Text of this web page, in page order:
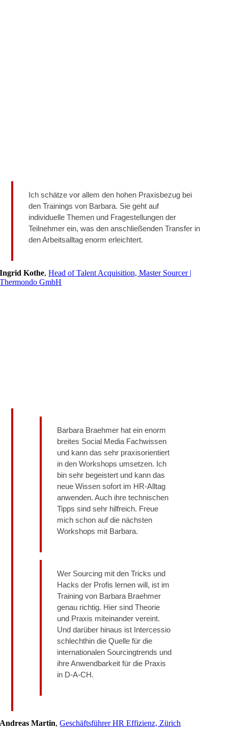
Ich schätze vor allem den hohen Praxisbezug bei
den Trainings von Barbara. Sie geht auf
individuelle Themen und Fragestellungen der
Teilnehmer ein, was den anschließenden Transfer in
den Arbeitsalltag enorm erleichtert.
Ingrid Kothe,Head of Talent Acquisition, Master Sourcer |
Thermondo GmbH
Barbara Braehmer hat ein enorm
breites Social Media Fachwissen
und kann das sehr praxisorientiert
in den Workshops umsetzen. Ich
bin sehr begeistert und kann das
neue Wissen sofort im HR-Alltag
anwenden. Auch ihre technischen
Tipps sind sehr hilfreich. Freue
mich schon auf die nächsten
Workshops mit Barbara.
Wer Sourcing mit den Tricks und
Hacks der Profis lernen will, ist im
Training von Barbara Braehmer
genau richtig. Hier sind Theorie
und Praxis miteinander vereint.
Und darüber hinaus ist Intercessio
schlechthin die Quelle für die
internationalen Sourcingtrends und
ihre Anwendbarkeit für die Praxis
in D-A-CH.
Andreas Martin,Geschäftsführer HR Effizienz, Zürich